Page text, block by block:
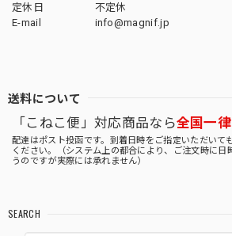
定休日
不定休
E-mail
info@magnif.jp
送料について
「こねこ便」対応商品なら全国一
配達はポスト投函です。到着日時をご指定いただいて
ください。（システム上の都合により、ご注文時に日
うのですが実際には承れません）
SEARCH